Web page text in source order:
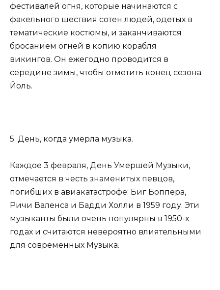
фестивалей огня, которые начинаются с
факельного шествия сотен людей, одетых в
тематические костюмы, и заканчиваются
бросанием огней в копию корабля
викингов. Он ежегодно проводится в
середине зимы, чтобы отметить конец сезона
Йоль.
5. День, когда умерла музыка.
Каждое 3 февраля, День Умершей Музыки,
отмечается в честь знаменитых певцов,
погибших в авиакатастрофе: Биг Боппера,
Ричи Валенса и Бадди Холли в 1959 году. Эти
музыканты были очень популярны в 1950-х
годах и считаются невероятно влиятельными
для современных Музыка.